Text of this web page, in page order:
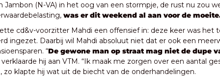
Jambon (N-VA) in het oog van een stormpje, de rust nu zou
was er dit weekend al aan voor de
cd&v-voorzitter Mahdi een offensief in: deze keer was het
ingezet. Daarbij wil Mahdi absoluut niet dat er ook een
“De gewone man op straat mag niet de dupe
verklaarde hij aan VTM. “Ik maak me zorgen over een aantal
zo klapte hij wat uit de biecht van de onderhandelingen.